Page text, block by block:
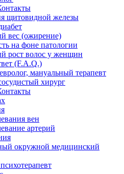
щитовидной железы
вес (ожирение)
на фоне патологии
рост волос у женщин
(F.A.Q.)
мануальный терапевт
хирург
вен
артерий
окружной медицинский